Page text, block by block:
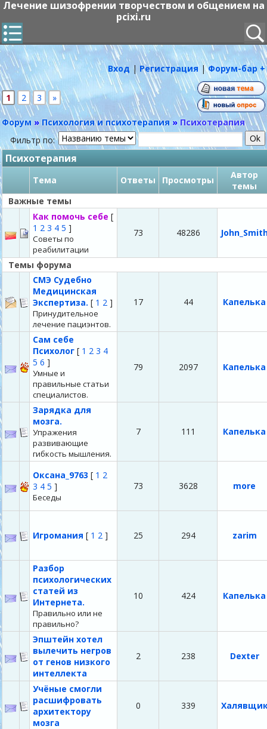
Лечение шизофрении творчеством и общением на
pcixi.ru
Вход | Регистрация |Форум-бар +
1 2 3 »
Форум » Психология и психотерапия » Психотерапия
Фильтр по:
Психотерапия
Тема Ответы Просмотры
Автор
темы
Важные темы
Как помочь себе [
1 2 3 4 5 ]
Советы по
реабилитации
73 48286
Темы форума
СМЭ Судебно
Медицинская
Экспертиза. [ 1 2 ]
Принудительное
лечение пациэнтов.
17 44 Капелька
Сам себе
Психолог [ 1 2 3 4
5 6 ]
Умные и
правильные статьи
специалистов.
79 2097 Капелька
Зарядка для
мозга.
Упражения
развивающие
гибкость мышления.
7 111 Капелька
Оксана_9763 [ 1 2
3 4 5 ]
Беседы
73 3628 more
Игромания [ 1 2 ] 25 294 zarim
Разбор
психологических
статей из
Интернета.
Правильно или не
правильно?
10 424 Капелька
Эпштейн хотел
вылечить негров
от генов низкого
интеллекта
2 238 Dexter
Учёные смогли
расшифровать
архитектору
мозга
0 339